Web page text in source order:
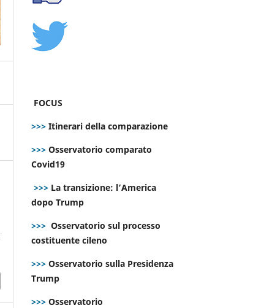
FOCUS
>>> Itinerari della comparazione
>>> Osservatorio comparato
Covid19
>>> La transizione: l’America
dopo Trump
>>> Osservatorio sul processo
costituente cileno
>>> Osservatorio sulla Presidenza
Trump
>>> Osservatorio